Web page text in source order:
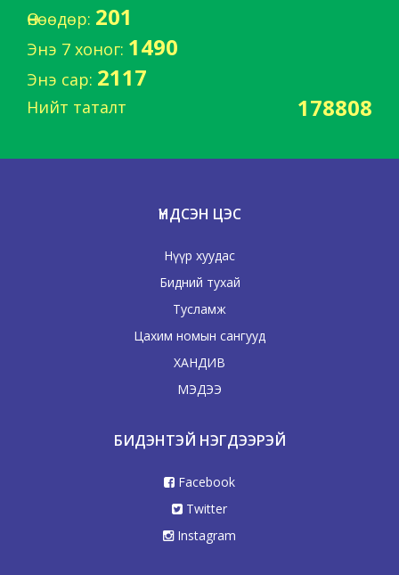
Өнөөдөр: 201
Энэ 7 хоног: 1490
Энэ сар: 2117
Нийт таталт 178808
ҮНДСЭН ЦЭС
Нүүр хуудас
Бидний тухай
Тусламж
Цахим номын сангууд
ХАНДИВ
МЭДЭЭ
БИДЭНТЭЙ НЭГДЭЭРЭЙ
Facebook
Twitter
Instagram